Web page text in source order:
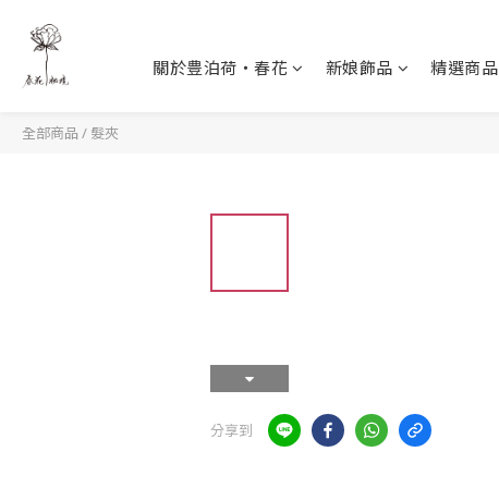
關於豊泊荷‧春花 新娘飾品 精選商品
全部商品 / 髮夾
分享到